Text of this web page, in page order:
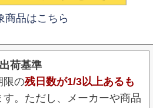
品はこちら
荷基準
限の残日数が1/3以上あるも
。ただし、メーカーや商品